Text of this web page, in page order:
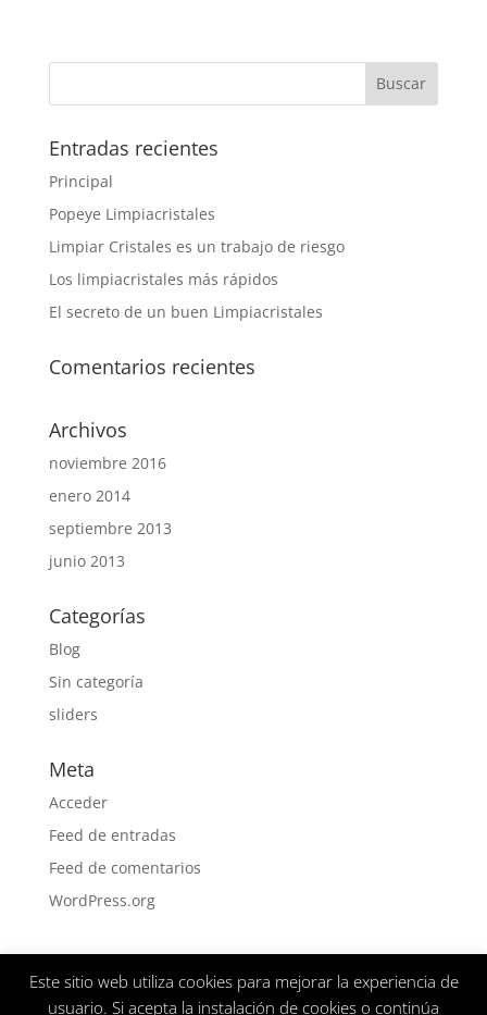
Entradas recientes
Principal
Popeye Limpiacristales
Limpiar Cristales es un trabajo de riesgo
Los limpiacristales más rápidos
El secreto de un buen Limpiacristales
Comentarios recientes
Archivos
noviembre 2016
enero 2014
septiembre 2013
junio 2013
Categorías
Blog
Sin categoría
sliders
Meta
Acceder
Feed de entradas
Feed de comentarios
WordPress.org
Aviso Legal Politica de privacidad
Este sitio web utiliza cookies para mejorar la experiencia de
usuario. Si acepta la instalación de cookies o continúa